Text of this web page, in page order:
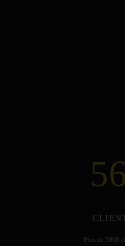
Plus de 5000